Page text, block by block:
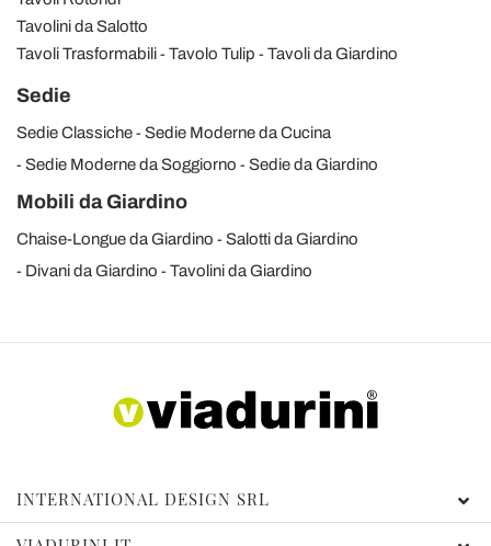
Tavolini da Salotto
Tavoli Trasformabili
Tavolo Tulip Tavoli da Giardino
Sedie
Sedie Classiche
Sedie Moderne da Cucina
Sedie Moderne da Soggiorno
Sedie da Giardino
Mobili da Giardino
Chaise-Longue da Giardino
Salotti da Giardino
Divani da Giardino
Tavolini da Giardino
INTERNATIONAL DESIGN SRL